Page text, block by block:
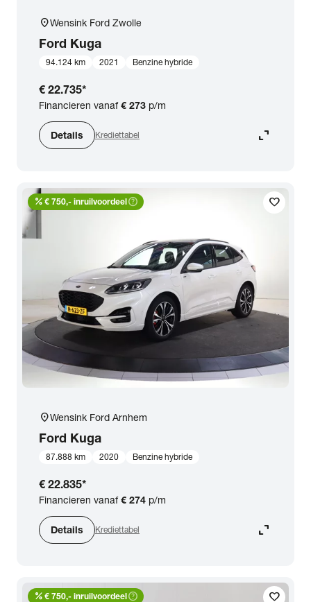
location_onWensink Ford Zwolle
Ford Kuga
94.124 km 2021 Benzine hybride
€ 22.735*
Financieren vanaf€ 273 p/m
Details Krediettabel expand_content
favorite
percent € 750,- inruilvoordeelhelp_outline
location_onWensink Ford Arnhem
Ford Kuga
87.888 km 2020 Benzine hybride
€ 22.835*
Financieren vanaf€ 274 p/m
Details Krediettabel expand_content
favorite
percent € 750,- inruilvoordeelhelp_outline